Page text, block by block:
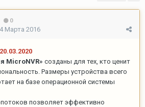
0
4 Марта 2016
MicroNVR» созданы для тех, кто ценит
Размеры устройства всего
на базе операционной системы
позволяет эффективно